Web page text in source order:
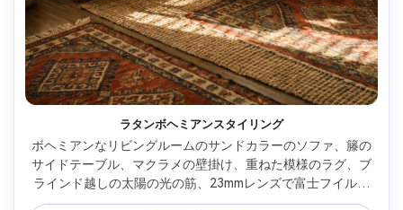
ラタンボヘミアンスタイリング
ボヘミアンなリビングルームのサンドカラーのソファ、籐の
サイドテーブル、マクラメの壁掛け、重ねた模様のラグ、ブ
ラインド越しの太陽の光の筋、23mmレンズで富士フイルム
X-T5で撮影、f/4、フォトリアルなインテリア写真、ややマ